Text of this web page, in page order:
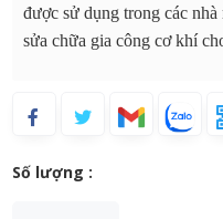
được sử dụng trong các
sửa chữa gia công cơ khí
Số lượng :